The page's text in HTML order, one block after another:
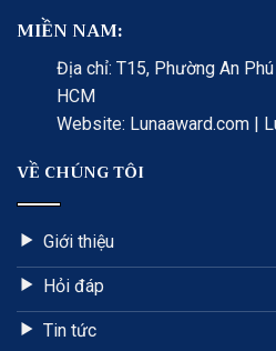
MIỀN NAM:
Địa chỉ: T15, Phường An
HCM
Website: Lunaaward.com |
VỀ CHÚNG TÔI
Giới thiệu
Hỏi đáp
Tin tức